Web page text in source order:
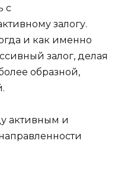
с
залогу.
и как именно
залог, делая
образной,
активным и